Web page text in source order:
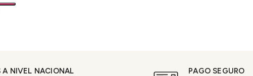
A NIVEL NACIONAL PAGO SEGURO